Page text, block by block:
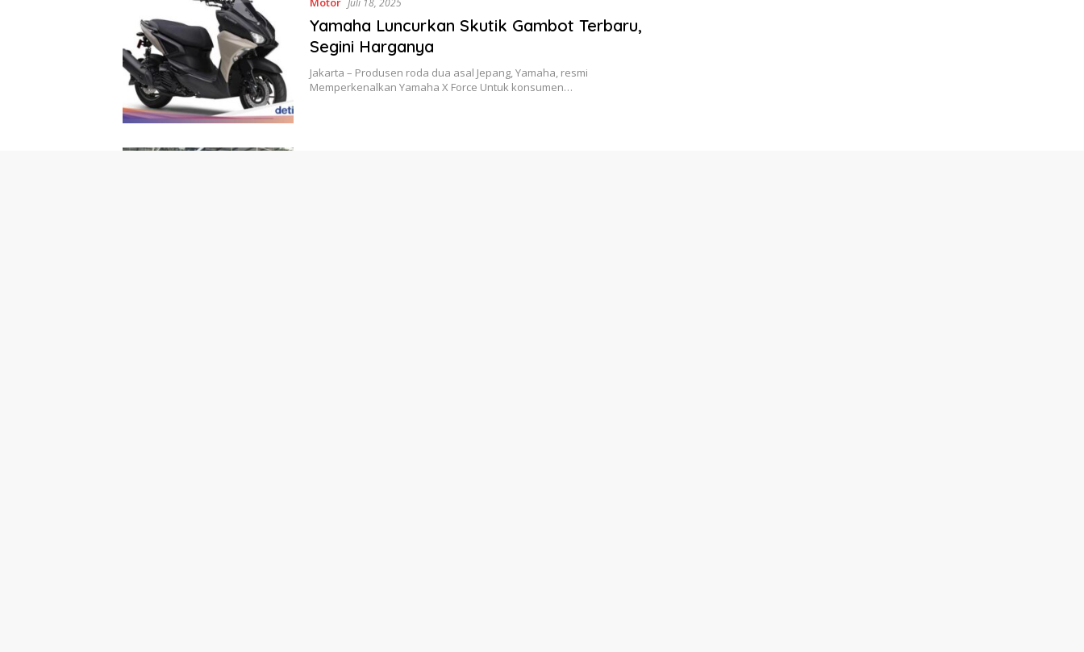
Yamaha Luncurkan Skutik Gambot Terbaru,
Segini Harganya
Jakarta – Produsen roda dua asal Jepang, Yamaha, resmi
Memperkenalkan Yamaha X Force Untuk konsumen…